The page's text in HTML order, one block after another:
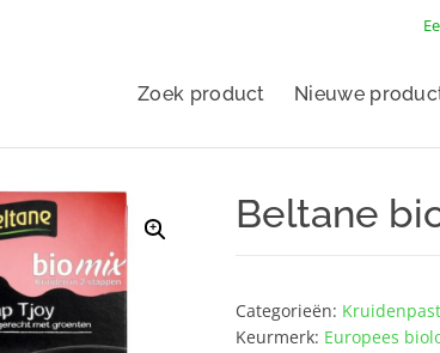
Zoek product Nieuwe
Beltane
Categorieën:
Keurmerk: Europees